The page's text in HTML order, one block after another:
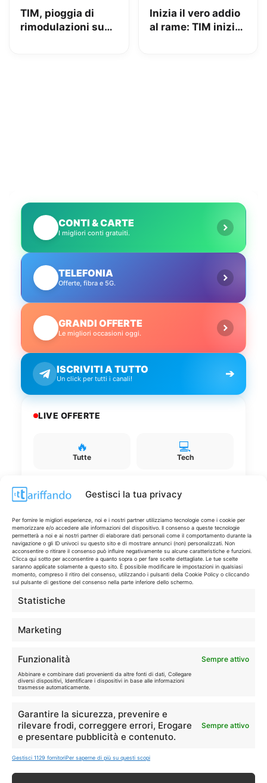
Gestisci la tua privacy
Per fornire le migliori esperienze, noi e i nostri partner utilizziamo tecnologie come i cookie per
memorizzare e/o accedere alle informazioni del dispositivo. Il consenso a queste tecnologie
permetterà a noi e ai nostri partner di elaborare dati personali come il comportamento durante la
navigazione o gli ID univoci su questo sito e di mostrare annunci (non) personalizzati. Non
acconsentire o ritirare il consenso può influire negativamente su alcune caratteristiche e funzioni.
Clicca qui sotto per acconsentire a quanto sopra o per fare scelte dettagliate. Le tue scelte
saranno applicate solamente a questo sito. È possibile modificare le impostazioni in qualsiasi
momento, compreso il ritiro del consenso, utilizzando i pulsanti della Cookie Policy o cliccando
sul pulsante di gestione del consenso nella parte inferiore dello schermo.
Statistiche
Marketing
Funzionalità Sempre attivo
Abbinare e combinare dati provenienti da altre fonti di dati, Collegare
diversi dispositivi, Identificare i dispositivi in base alle informazioni
trasmesse automaticamente.
Garantire la sicurezza, prevenire e
rilevare frodi, correggere errori, Erogare
e presentare pubblicità e contenuto.
Sempre attivo
Gestisci 1129 fornitoriPer saperne di più su questi scopi
TIM, pioggia di
rimodulazioni su
Inizia il vero addio
al rame: TIM inizia
CONTI & CARTE
I migliori conti gratuiti.
TELEFONIA
Offerte, fibra e 5G.
GRANDI OFFERTE
Le migliori occasioni oggi.
ISCRIVITI A TUTTO
Un click per tutti i canali! ➔
LIVE OFFERTE
🔥
Tutte
💻
Tech
🛒
Spesa
👗
Moda
🏠
Casa
💎
Extra
Disclaimer
segnalate possono subire variazioni: verifica sempre le condizioni
sui siti ufficiali.
Info
guadagno dagli acquisti idonei.